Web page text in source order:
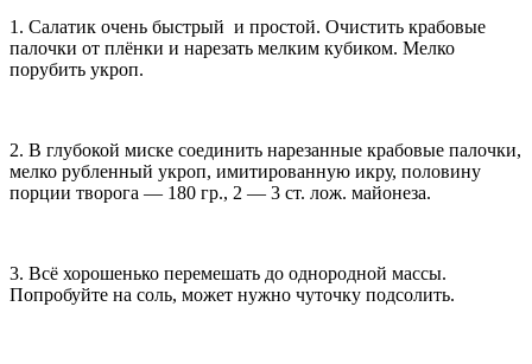
1. Салатик очень быстрый и простой. Очистить крабовые
палочки от плёнки и нарезать мелким кубиком. Мелко
порубить укроп.
2. В глубокой миске соединить нарезанные крабовые палочки,
мелко рубленный укроп, имитированную икру, половину
порции творога — 180 гр., 2 — 3 ст. лож. майонеза.
3. Всё хорошенько перемешать до однородной массы.
Попробуйте на соль, может нужно чуточку подсолить.